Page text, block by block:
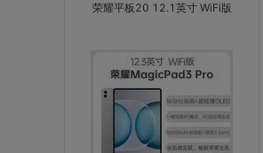
荣耀平板20 12.1英寸 WiFi版